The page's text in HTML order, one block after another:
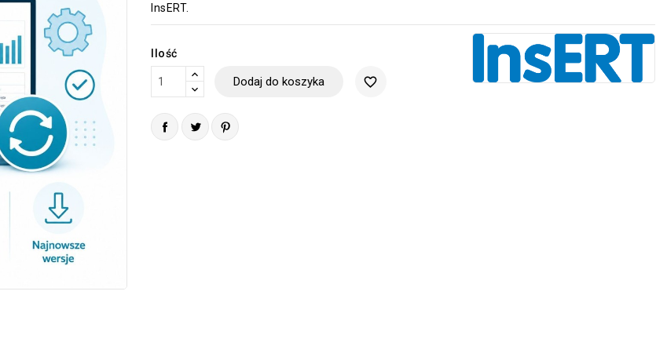
InsERT.
Ilość
Dodaj do koszyka favorite_border